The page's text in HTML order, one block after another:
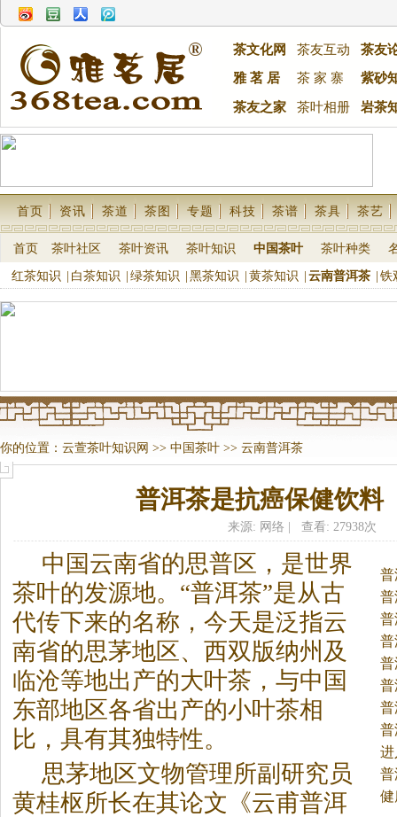
茶文化网 茶友互动
茶友
雅 茗 居
茶 家 寨 紫砂
茶友之家 茶叶相册 岩茶
首页 资讯 茶道 茶图 专题 科技 茶谱 茶具 茶艺
首页 茶叶社区 茶叶资讯 茶叶知识 中国茶叶 茶叶种类
红茶知识 白茶知识 绿茶知识 黑茶知识 黄茶知识 云南普洱茶 铁
你的位置： 云萱茶叶知识网 >> 中国茶叶 >> 云南普洱茶
普洱茶是抗癌保健饮料
来源: 网络 | 查看: 27938次
蜜
莫
茶
中国云南省的思普区，是世界
茶叶的发源地。 “普洱茶”是从古
代传下来的名称，今天是泛指云
南省的思茅地区、西双版纳州及
临沧等地出产的大叶茶 ，与中国
东部地区各省出产的小叶茶相
比，具有其独特性。
思茅地区文物管理所副研究员
黄桂枢所长在其论文《云甫普洱